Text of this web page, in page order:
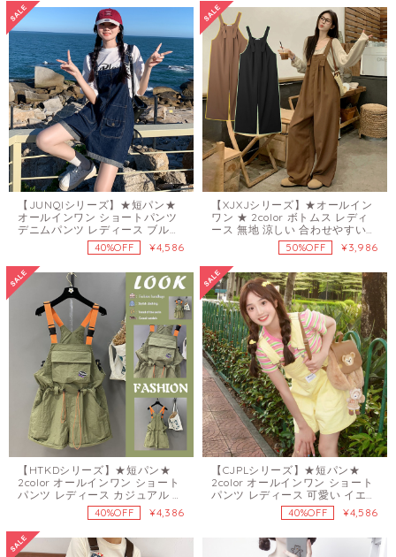
【JUNQIシリーズ】★短パン★
オールインワン ショートパンツ
デニムパンツ レディース ブルー
青い おしゃれ 40%OFF ¥4,586
【XJXJシリーズ】★オールイン
ワン ★ 2color ボトムス レディ
ース 無地 涼しい 合わせやすい
ブラック ブラウン50%OFF ¥3,986
【HTKDシリーズ】★短パン★
2color オールインワン ショート
パンツ レディース カジュアル グ
リーン ブラック40%OFF ¥4,386
【CJPLシリーズ】★短パン★
2color オールインワン ショート
パンツ レディース 可愛い イエロ
40%OFF ¥4,586